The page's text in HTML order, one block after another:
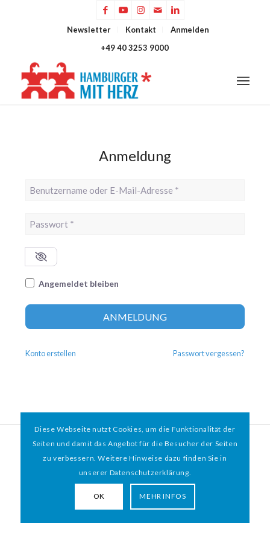
Newsletter Kontakt
Anmelden
+49 40 3253 9000
Anmeldung
Benutzername oder E-Mail-Adresse
Passwort *
Angemeldet bleiben
ANMELDUNG
Konto erstellen Passwort vergessen?
© 2026 HAMBURGER*MIT HERZ e.V. | WEBDESIGN BY WEBIGAMI
Diese Webseite nutzt Cookies, um die Funktionalität der
Seiten und damit das Angebot für die Besucher der Seiten
zu verbessern. Weitere Hinweise dazu finden Sie in
unserer Datenschutzerklärung.
OK MEHR INFOS